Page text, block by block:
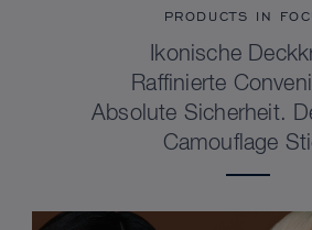
PRODUCTS IN
Ikonische
Raffinierte
Absolute Sicherheit.
Camouflage